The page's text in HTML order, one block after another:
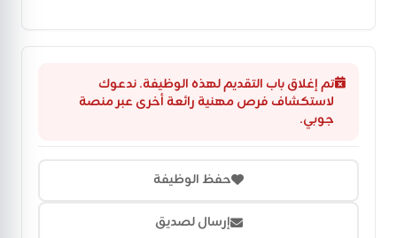
تم إغلاق باب التقديم لهذه الوظيفة. ندعوك
لاستكشاف فرص مهنية رائعة أخرى عبر منصة
جوبي.
حفظ الوظيفة
إرسال لصديق